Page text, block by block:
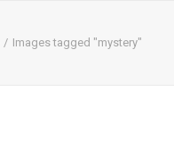
Images tagged "mystery"